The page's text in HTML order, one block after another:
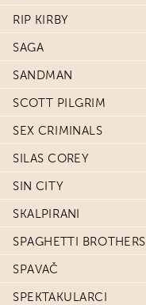
RIP KIRBY
SAGA
SANDMAN
SCOTT PILGRIM
SEX CRIMINALS
SILAS COREY
SIN CITY
SKALPIRANI
SPAGHETTI BROTHERS
SPAVAČ
SPEKTAKULARCI